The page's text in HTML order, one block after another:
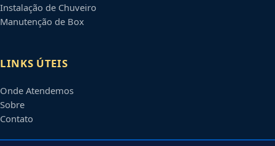
Instalação de Chuveiro
Manutenção de Box
LINKS ÚTEIS
Onde Atendemos
Sobre
Contato